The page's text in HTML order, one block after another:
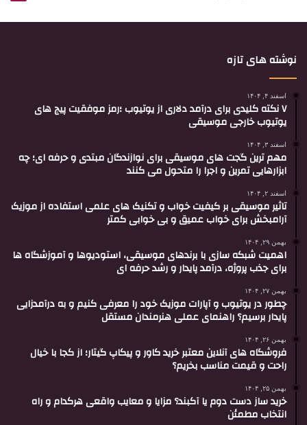
نوشته های تازه
اسفند ۴, ۱۴۰۴
۷ نکته کلیدی برای درآمد دلاری از یوتیوب ؛رمز موفقیت پیج های
یوتیوب خارجی موسیقی
اسفند ۳, ۱۴۰۴
مهم ترین گجت های موسیقی برای نوازندگان مبتدی و حرفه ای؛ چه
ابزارهایی تمرین و اجرا را متحول می کنند
اسفند ۲, ۱۴۰۴
تاثیر موسیقی بر کیفیت خواب و تکنیک های علمی استفاده از موزیک
آرامبخش برای خواب عمیق و بی خوابی کمتر
بهمن ۲۹, ۱۴۰۴
اهمیت شبکه سازی با برندهای موسیقی، استودیوها و آموزشگاه ها
برای جذب پروژه، درآمد پایدار و رشد حرفه ای
بهمن ۲۷, ۱۴۰۴
چطور در یوتیوب و آپارات موزیک خود را معرفی کنیم و به درآمدزایی
پایدار برسیم؟ راهنمای عملی هنرمندان مستقل
بهمن ۲۶, ۱۴۰۴
فروشگاه های آنلاین معتبر خرید کاور و پیکاپ گیتار؛ از کجا با خیال
راحت و قیمت مناسب بخریم؟
بهمن ۲۵, ۱۴۰۴
خرید ساز دست دوم یا آکبند؟ مزایا و معایب واقعی هرکدام و راه
انتخاب مطمئن